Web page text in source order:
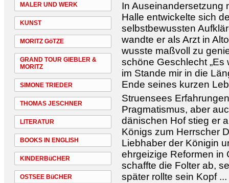
MALER UND WERK
KUNST
MORITZ GöTZE
GRAND TOUR GIEBLER &
MORITZ
SIMONE TRIEDER
THOMAS JESCHNER
LITERATUR
BOOKS IN ENGLISH
KINDERBüCHER
OSTSEE BüCHER
In Auseinandersetzung
Halle entwickelte sich
selbstbewussten
wandte er als Arzt in
wusste maßvoll zu
schöne Geschlecht „Es
im Stande mir in die
Ende seines kurzen
Struensees
Pragmatismus, aber
dänischen Hof stieg er
Königs zum Herrscher
Liebhaber der Königin
ehrgeizige Reformen in
schaffte die Folter ab,
später rollte sein Kopf ...